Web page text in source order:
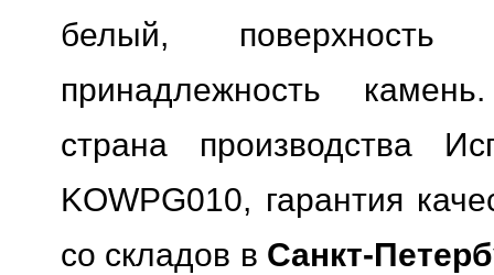
белый, поверхность
принадлежность
страна производства
KOWPG010, гарантия
со складов в Санкт-